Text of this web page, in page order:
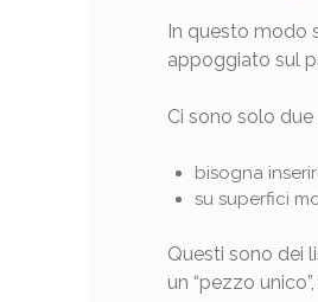
In questo modo
appoggiato sul
Ci sono solo
bisogna
su superfici
Questi sono dei
un “pezzo